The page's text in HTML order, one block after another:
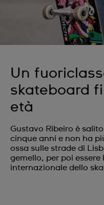
Un
skateboard
età
Gustavo Ribeiro è
cinque anni e non ha
ossa sulle strade di
gemello, per poi
internazionale dello